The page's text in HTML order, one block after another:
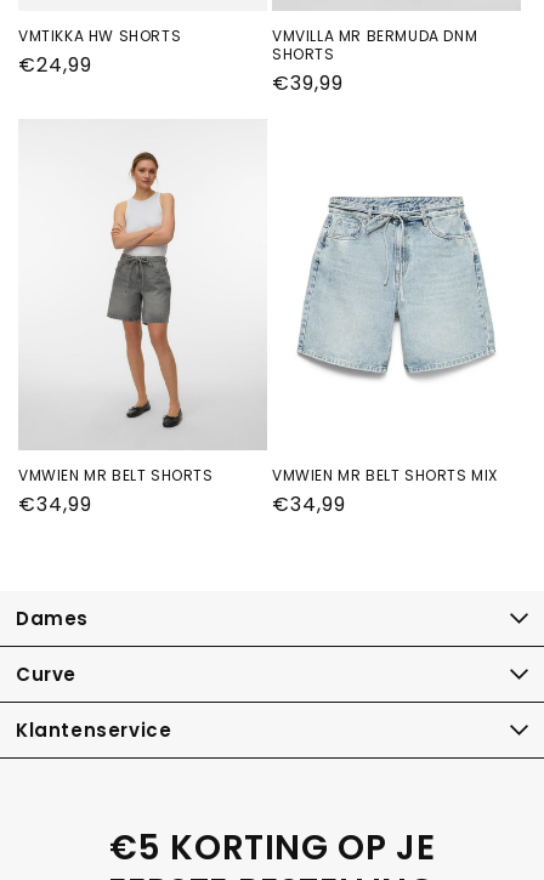
VMTIKKA HW SHORTS
Normale
€24,99
VMVILLA MR BERMUDA DNM
SHORTS
Normale
€39,99
VMWIEN MR BELT SHORTS
Normale
€34,99
VMWIEN MR BELT SHORTS MIX
Normale
€34,99
Dames
Curve
Klantenservice
€5 KORTING OP JE